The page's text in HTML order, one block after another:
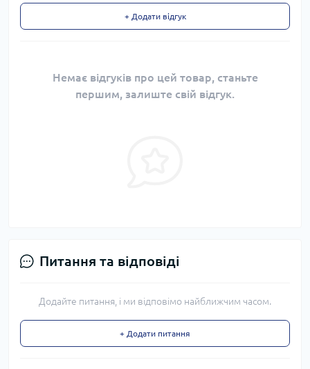
+ Додати відгук
Немає відгуків про цей товар, станьте
першим, залиште свій відгук.
Питання та відповіді
Додайте питання, і ми відповімо найближчим часом.
+ Додати питання